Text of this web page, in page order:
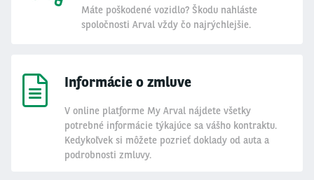
Máte poškodené vozidlo? Škodu nahláste
spoločnosti Arval vždy čo najrýchlejšie.
Informácie o zmluve
V online platforme My Arval nájdete všetky
potrebné informácie týkajúce sa vášho kontraktu.
Kedykoľvek si môžete pozrieť doklady od auta a
podrobnosti zmluvy.